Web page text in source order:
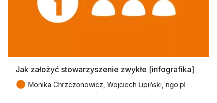
Jak założyć stowarzyszenie zwykłe [infografika]
● Monika Chrzczonowicz, Wojciech Lipiński, ngo.pl